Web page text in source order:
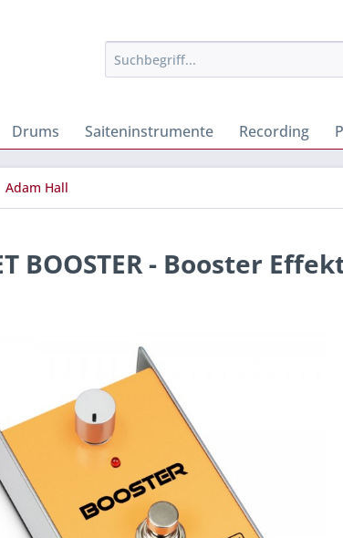
Drums Saiteninstrumente Recording
Adam Hall
BOOSTER - Booster